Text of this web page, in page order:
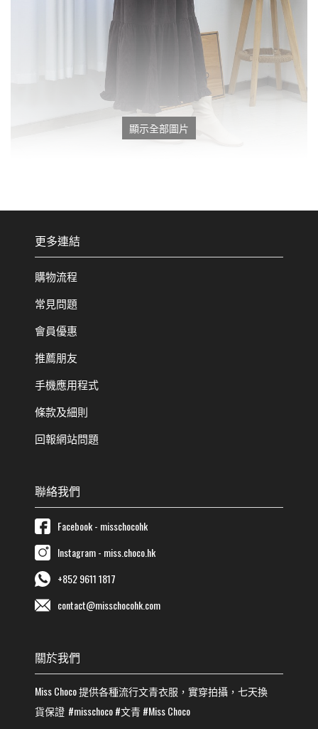
顯示全部圖片
更多連結
購物流程
常見問題
會員優惠
推薦朋友
手機應用程式
條款及細則
回報網站問題
聯絡我們
Facebook - misschocohk
Instagram - miss.choco.hk
+852 9611 1817
contact@misschocohk.com
關於我們
Miss Choco提供各種流行文青衣服，實穿拍攝，七天換
貨保證 #misschoco#文青#Miss Choco